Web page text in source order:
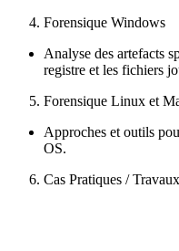
Forensique Windows
Analyse des artefacts
registre et les fichiers
Forensique Linux et
Approches et outils
OS.
Cas Pratiques /